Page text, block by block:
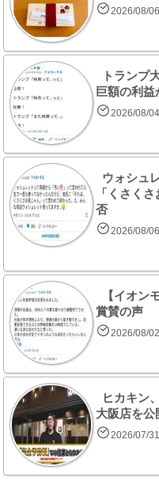
2026/08/
トランプ
巨額の利益
2026/08/
ウォシュ
「くさく
否
2026/08/
【イオン
賞賛の声
2026/08/
ヒカキン
大阪店を
2026/07/